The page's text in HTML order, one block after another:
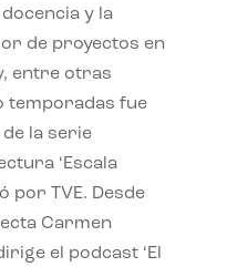
y la
de proyectos en
entre otras
temporadas fue
la serie
‘Escala
por TVE. Desde
Carmen
el podcast ‘El